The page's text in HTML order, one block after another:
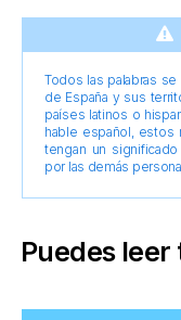
Todos las palabras
de España y sus
países latinos o
hable español, estos
tengan un
por las demás
Puedes